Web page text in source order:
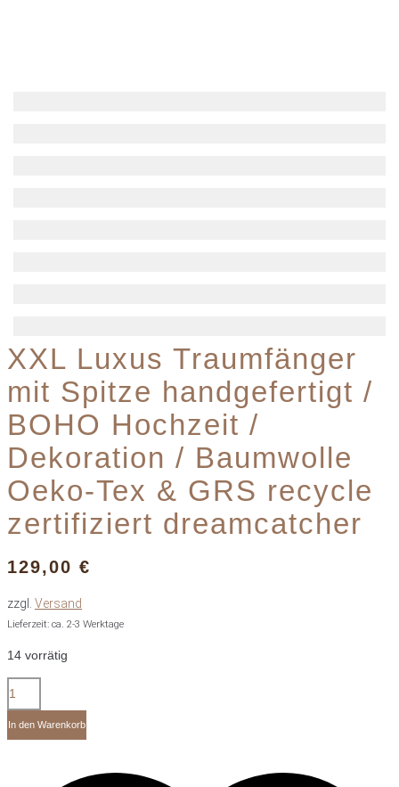
XXL Luxus Traumfänger
mit Spitze handgefertigt /
BOHO Hochzeit /
Dekoration / Baumwolle
Oeko-Tex & GRS recycle
zertifiziert dreamcatcher
129,00 €
zzgl. Versand
Lieferzeit: ca. 2-3 Werktage
14 vorrätig
XXL
Luxus
Traumfänger
handgefertigt
In den Warenkorb